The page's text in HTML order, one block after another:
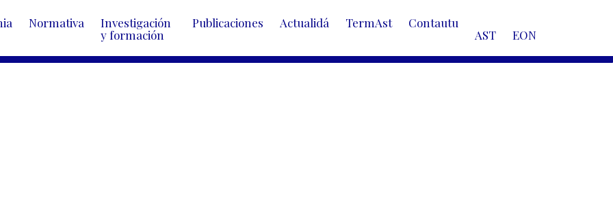
Normativa
Investigación
y formación
Publicaciones Actualidá TermAst
Contautu
AST
EON